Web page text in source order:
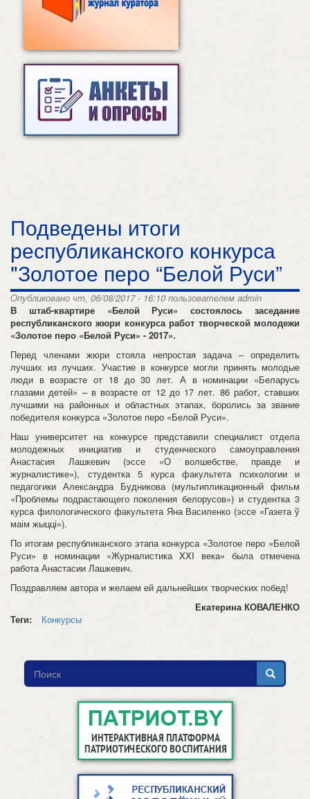
Подведены итоги
республиканского конкурса
"Золотое перо “Белой Руси”
Опубликовано чт, 06/08/2017 - 16:10 пользователем admin
В штаб-квартире «Белой Руси» состоялось заседание
республиканского жюри конкурса работ творческой молодежи
«Золотое перо «Белой Руси» - 2017».
Перед членами жюри стояла непростая задача – определить
лучших из лучших. Участие в конкурсе могли принять молодые
люди в возрасте от 18 до 30 лет. А в номинации «Беларусь
глазами детей» – в возрасте от 12 до 17 лет. 86 работ, ставших
лучшими на районных и областных этапах, боролись за звание
победителя конкурса «Золотое перо «Белой Руси».
Наш университет на конкурсе представили специалист отдела
молодежных инициатив и студенческого самоуправления
Анастасия Лашкевич (эссе «О волшебстве, правде и
журналистике»), студентка 5 курса факультета психологии и
педагогики Александра Будникова (мультипликационный фильм
«Проблемы подрастающего поколения белорусов») и студентка 3
курса филологического факультета Яна Василенко (эссе «Газета ў
маім жыцці»).
По итогам республиканского этапа конкурса «Золотое перо «Белой
Руси» в номинации «Журналистика XXI века» была отмечена
работа Анастасии Лашкевич.
Поздравляем автора и желаем ей дальнейших творческих побед!
Екатерина КОВАЛЕНКО
Теги:
Конкурсы
Форма
поиска